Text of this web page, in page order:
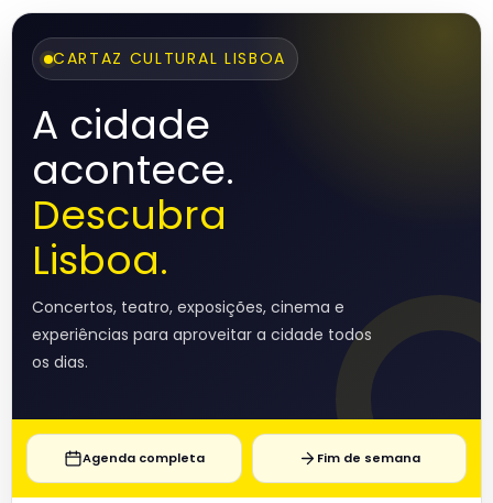
CARTAZ CULTURAL LISBOA
A cidade
acontece.
Descubra
Lisboa.
Concertos, teatro, exposições, cinema e
experiências para aproveitar a cidade todos
os dias.
Agenda completa Fim de semana